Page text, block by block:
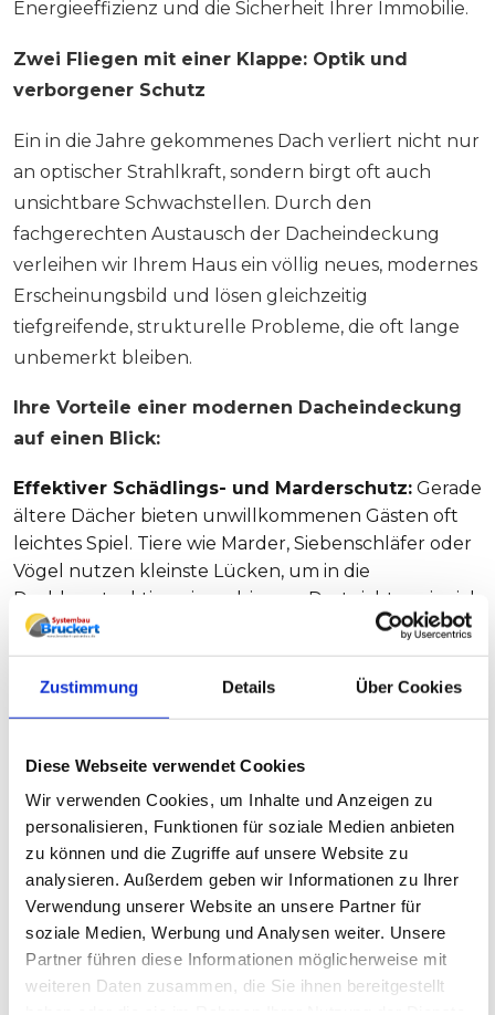
Zustimmung Details Über Cookies
Diese Webseite verwendet Cookies
Wir verwenden Cookies, um Inhalte und Anzeigen zu
personalisieren, Funktionen für soziale Medien anbieten
zu können und die Zugriffe auf unsere Website zu
analysieren. Außerdem geben wir Informationen zu Ihrer
Verwendung unserer Website an unsere Partner für
soziale Medien, Werbung und Analysen weiter. Unsere
Partner führen diese Informationen möglicherweise mit
weiteren Daten zusammen, die Sie ihnen bereitgestellt
Energieeffizienz und die Sicherheit Ihrer Immobilie.
Zwei Fliegen mit einer Klappe: Optik und
verborgener Schutz
Ein in die Jahre gekommenes Dach verliert nicht nur
an optischer Strahlkraft, sondern birgt oft auch
unsichtbare Schwachstellen. Durch den
fachgerechten Austausch der Dacheindeckung
verleihen wir Ihrem Haus ein völlig neues, modernes
Erscheinungsbild und lösen gleichzeitig
tiefgreifende, strukturelle Probleme, die oft lange
unbemerkt bleiben.
Ihre Vorteile einer modernen Dacheindeckung
auf einen Blick:
Effektiver Schädlings- und Marderschutz: Gerade
ältere Dächer bieten unwillkommenen Gästen oft
leichtes Spiel. Tiere wie Marder, Siebenschläfer oder
Vögel nutzen kleinste Lücken, um in die
Dachkonstruktion einzudringen. Dort richten sie sich
in der weichen Wärmedämmung ihr Nachtlager
oder ihre Nester ein. Die Folgen sind gravierend:
völlig zerstörte Dämmmaterialien, enorme
passgenauen und dicht schließenden
Dachsystemen riegeln wir Ihre Konstruktion
dauerhaft ab und machen sie für Schädlinge
unzugänglich.
Maximale Energieeffizienz:Eine intakte,
unbeschädigte und moderne Wärmedämmung ist
das A und O, um Heizkosten effektiv zu senken. Im
Zuge der Neueindeckung können wir Ihre
Isolierung schützen und bei Bedarf auf den